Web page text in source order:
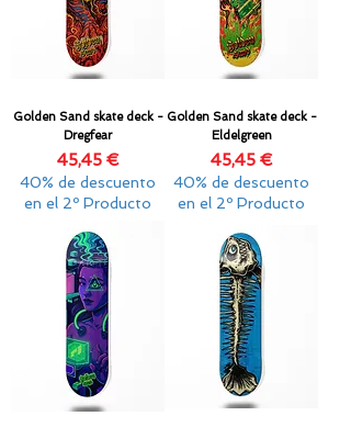
Golden Sand skate deck -
Dregfear
Precio
45,45 €
40% de descuento
en el 2º Producto
Golden Sand skate deck -
Eldelgreen
Precio
45,45 €
40% de descuento
en el 2º Producto